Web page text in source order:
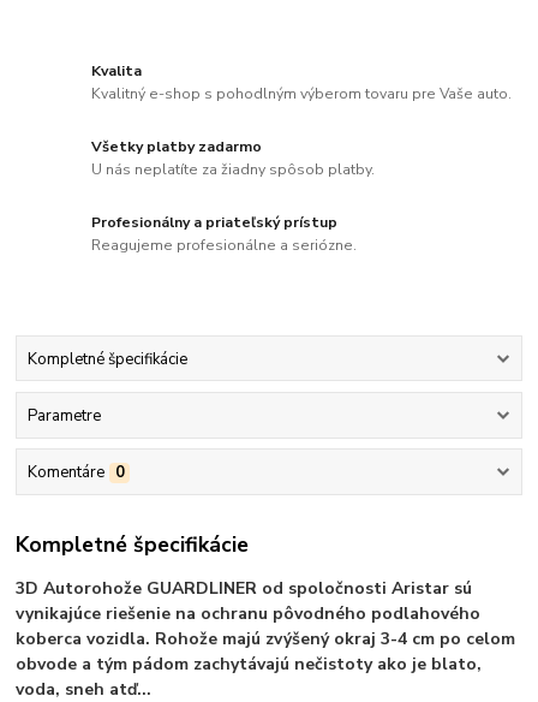
Kvalita
Kvalitný e-shop s pohodlným výberom tovaru pre Vaše auto.
Všetky platby zadarmo
U nás neplatíte za žiadny spôsob platby.
Profesionálny a priateľský prístup
Reagujeme profesionálne a seriózne.
Kompletné špecifikácie
Parametre
Komentáre 0
Kompletné špecifikácie
3D Autorohože GUARDLINER od spoločnosti Aristar sú
vynikajúce riešenie na ochranu pôvodného podlahového
koberca vozidla. Rohože majú zvýšený okraj 3-4 cm po celom
obvode a tým pádom zachytávajú nečistoty ako je blato,
voda, sneh atď...